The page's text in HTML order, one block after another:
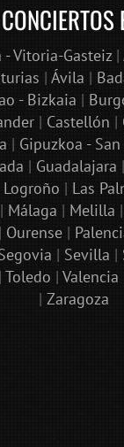
CONCIERTOS
- Vitoria-Gasteiz|
| Ávila |
- Bizkaia |
| Castellón |
| Gipuzkoa -
| Guadalajara |
| Las
| Málaga | Melilla |
| Ourense |
| Sevilla |
Toledo | Valencia
| Zaragoza